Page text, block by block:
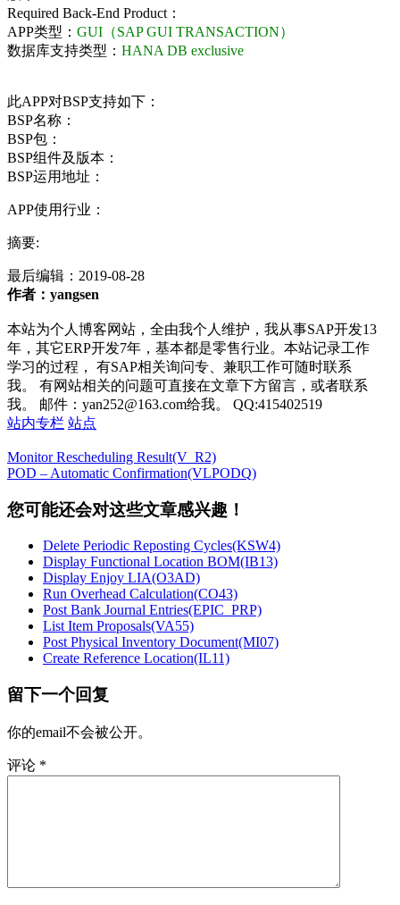
Required Back-End Product：
APP类型： GUI（SAP GUI TRANSACTION）
数据库支持类型： HANA DB exclusive
此APP对BSP支持如下：
BSP名称：
BSP包：
BSP组件及版本：
BSP运用地址：
APP使用行业：
摘要:
最后编辑： 2019-08-28
作者：yangsen
本站为个人博客网站，全由我个人维护，我从事SAP开发13
年，其它ERP开发7年，基本都是零售行业。本站记录工作
学习的过程， 有SAP相关询问专、兼职工作可随时联系
我。 有网站相关的问题可直接在文章下方留言，或者联系
我。 邮件：yan252@163.com给我。 QQ:415402519
站内专栏 站点
Monitor Rescheduling Result(V_R2)
POD – Automatic Confirmation(VLPODQ)
您可能还会对这些文章感兴趣！
Delete Periodic Reposting Cycles(KSW4)
Display Functional Location BOM(IB13)
Display Enjoy LIA(O3AD)
Run Overhead Calculation(CO43)
Post Bank Journal Entries(EPIC_PRP)
List Item Proposals(VA55)
Post Physical Inventory Document(MI07)
Create Reference Location(IL11)
留下一个回复
你的email不会被公开。
评论 *